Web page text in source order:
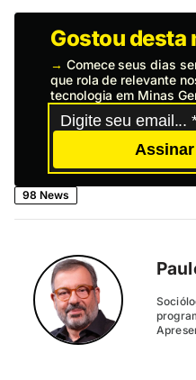
Gostou desta
→ Comece seus dias
que rola de relevante
tecnologia em Minas
98 News